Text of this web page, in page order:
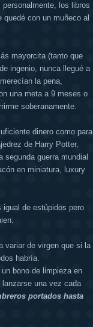
personalmente, los libros
con un muñeco al
mayorcita (tanto que
ingenio, nunca llegué a
la pena,
una meta a 9 meses o
soberanamente.
dinero como para
de Harry Potter,
guerra mundial
en miniatura, luxury
igual de estúpidos pero
variar de virgen que si la
habría.
bono de limpieza en
una vez cada
portados hasta